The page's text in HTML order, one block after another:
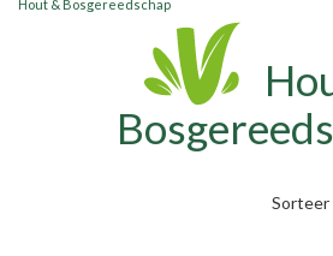
Hout & Bosgereedschap
Sorteer